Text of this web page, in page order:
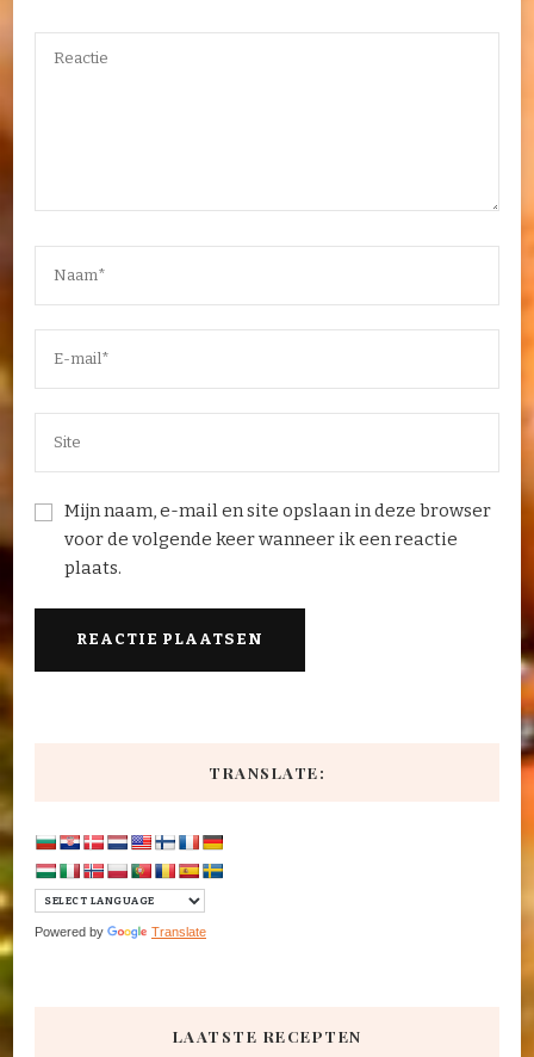
Mijn naam, e-mail en site opslaan in deze browser
voor de volgende keer wanneer ik een reactie
plaats.
TRANSLATE:
Powered by Translate
LAATSTE RECEPTEN